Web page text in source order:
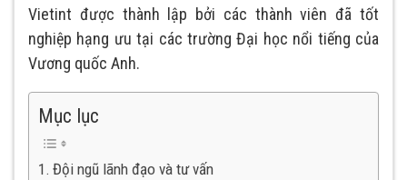
Vietint được thành lập bởi các thành viên đã tốt
nghiệp hạng ưu tại các trường Đại học nổi tiếng của
Vương quốc Anh.
Mục lục
Đội ngũ lãnh đạo và tư vấn